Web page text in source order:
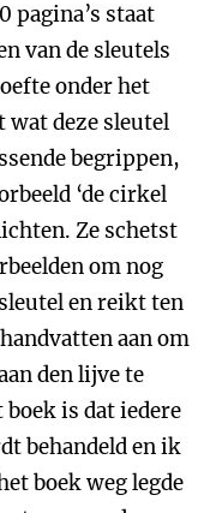
pagina’s staat
van de sleutels
onder het
wat deze sleutel
begrippen,
‘de cirkel
Ze schetst
om nog
en reikt ten
aan om
den lijve te
is dat iedere
behandeld en ik
boek weg legde